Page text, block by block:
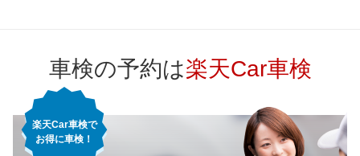
神奈川県
千葉県 店舗を探す
車検の予約は楽天Car車検
楽天Car車検で
お得に車検！